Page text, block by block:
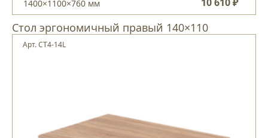
1400×1100×760 мм
Стол эргономичный правый 140×110
Арт. CT4-14L